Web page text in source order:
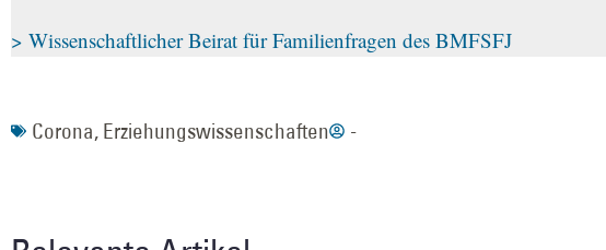
> Wissenschaftlicher Beirat für Familienfragen des BMFSFJ
Corona, Erziehungswissenschaften -